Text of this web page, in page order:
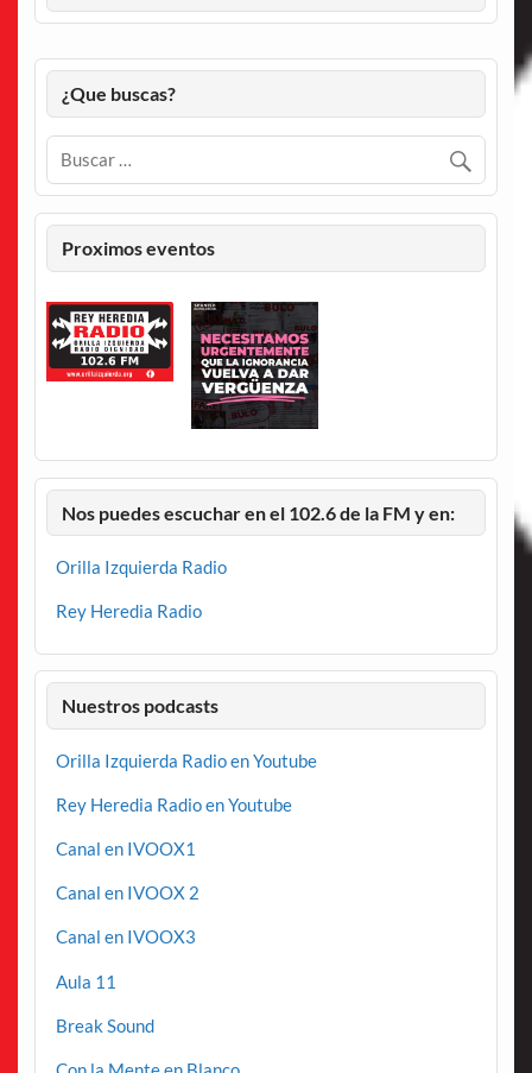
¿Que buscas?
Proximos eventos
Nos puedes escuchar en el 102.6 de la FM y en:
Orilla Izquierda Radio
Rey Heredia Radio
Nuestros podcasts
Orilla Izquierda Radio en Youtube
Rey Heredia Radio en Youtube
Canal en IVOOX1
Canal en IVOOX 2
Canal en IVOOX3
Aula 11
Break Sound